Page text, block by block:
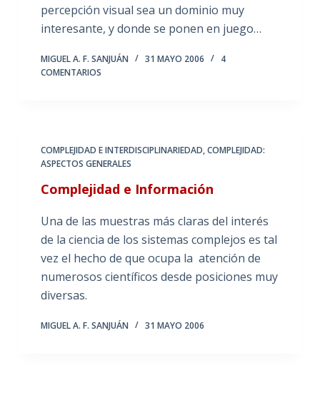
percepción visual sea un dominio muy
interesante, y donde se ponen en juego…
MIGUEL A. F. SANJUÁN 31 MAYO 2006
4
COMENTARIOS
COMPLEJIDAD E INTERDISCIPLINARIEDAD,COMPLEJIDAD:
ASPECTOS GENERALES
Complejidad e Información
Una de las muestras más claras del interés
de la ciencia de los sistemas complejos es tal
vez el hecho de que ocupa la atención de
numerosos científicos desde posiciones muy
diversas.
MIGUEL A. F. SANJUÁN 31 MAYO 2006